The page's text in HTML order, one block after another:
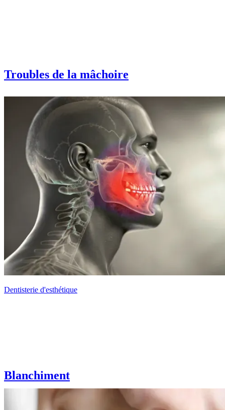
Troubles de la mâchoire
Dentisterie d'esthétique
Blanchiment